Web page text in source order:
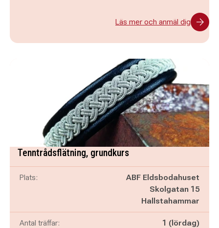
Läs mer och anmäl dig
Tenntrådsflätning, grundkurs
Plats:
ABF Eldsbodahuset
Skolgatan 15
Hallstahammar
Antal träffar: 1 (lördag)